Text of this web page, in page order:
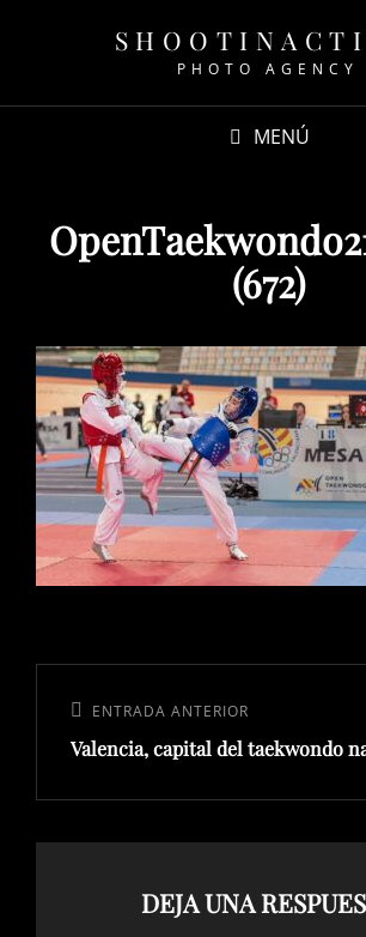
PHOTO AGENCY
MENÚ
(672)
entradas
Entrada
anterior:
ENTRADA ANTERIOR
Valencia, capital del taekwondo
DEJA UNA